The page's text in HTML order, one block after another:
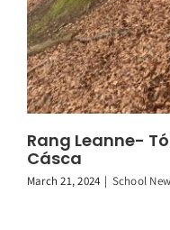
Rang Leanne-
Cásca
March 21, 2024 | School